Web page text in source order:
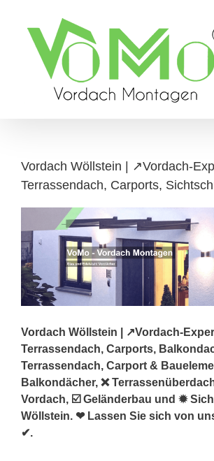
content
Vordach Wöllstein | ↗️Vordach-
Terrassendach, Carports,
Vordach Wöllstein | ↗️Vordach-
Terrassendach, Carports,
Terrassendach, Carport &
Balkondächer, ❌
Vordach, ☑️ Geländerbau und ✹
Wöllstein. ❤ Lassen Sie sich von
✔.